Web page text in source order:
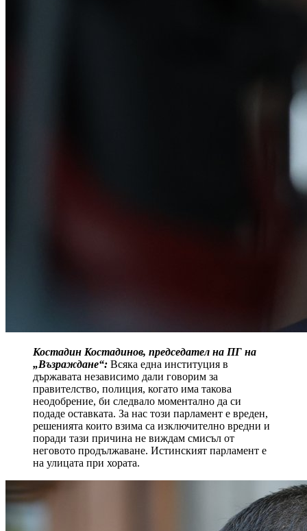
Костадин Костадинов, председател на ПГ на
„Възраждане“: Всяка една институция в
държавата независимо дали говорим за
правителство, полиция, когато има такова
неодобрение, би следвало моментално да си
подаде оставката. За нас този парламент е вреден,
решенията които взима са изключително вредни и
поради тази причина не виждам смисъл от
неговото продължаване. Истинският парламент е
на улицата при хората.